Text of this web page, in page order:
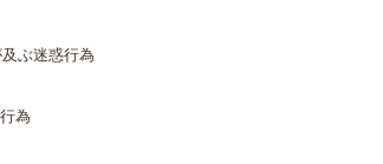
ぶ迷惑行為
為